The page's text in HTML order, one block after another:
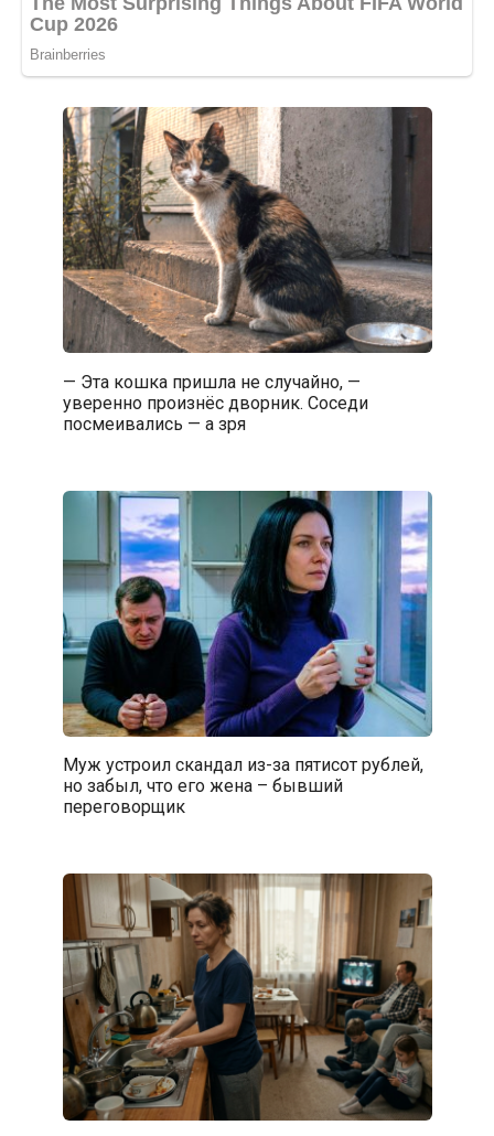
— Эта кошка пришла не случайно, —
уверенно произнёс дворник. Соседи
посмеивались — а зря
Муж устроил скандал из-за пятисот рублей,
но забыл, что его жена – бывший
переговорщик